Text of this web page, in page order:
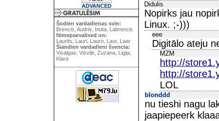
ADVANCED
Šodien vardadienas svin:
Brencis, Audris, Inuta, Labrencis
Nimepaevalised on:
Laurits, Lauri, Lauro, Laur, Laar
Šiandien vardadieni švencia:
Visalgas, Visvilė, Zuzana, Ligija,
Klara
Didulis
Nopirks jau
Linux. ;-)))
eee
Digitālo ateju
MZM
http://
http://
LOL
blonddd
nu tieshi nagu
jaapiepeerk